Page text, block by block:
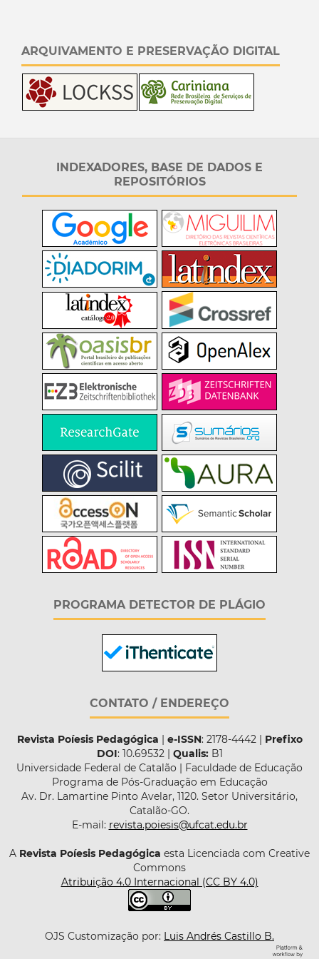
ARQUIVAMENTO E PRESERVAÇÃO DIGITAL
INDEXADORES, BASE DE DADOS E
REPOSITÓRIOS
PROGRAMA DETECTOR DE PLÁGIO
CONTATO / ENDEREÇO
Revista Poíesis Pedagógica | e-ISSN: 2178-4442 | Prefixo
DOI: 10.69532 | Qualis:B1
Universidade Federal de Catalão | Faculdade de Educação
Programa de Pós-Graduação em Educação
Av. Dr. Lamartine Pinto Avelar, 1120. Setor Universitário,
Catalão-GO.
E-mail: revista.poiesis@ufcat.edu.br
A Revista Poíesis Pedagógica esta Licenciada com Creative
Commons
Atribuição 4.0 Internacional (CC BY 4.0)
OJS Customização por: Luis Andrés Castillo B.